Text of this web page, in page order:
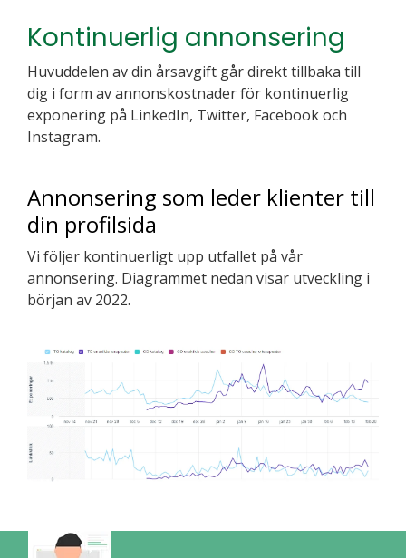
Kontinuerlig annonsering
Huvuddelen av din årsavgift går direkt tillbaka till
dig i form av annonskostnader för kontinuerlig
exponering på LinkedIn, Twitter, Facebook och
Instagram.
Annonsering som leder klienter till
din profilsida
Vi följer kontinuerligt upp utfallet på vår
annonsering. Diagrammet nedan visar utveckling i
början av 2022.